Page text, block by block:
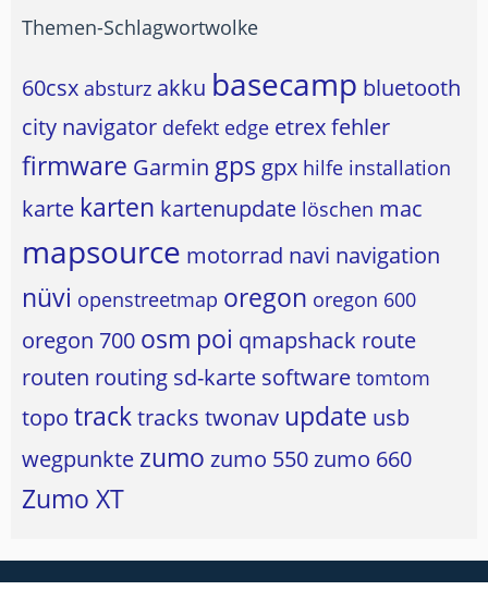
Themen-Schlagwortwolke
60csx absturz akku basecamp bluetooth
city navigator defekt edge etrexfehler
firmware Garmin gps gpx hilfe installation
karte karten kartenupdate löschen mac
mapsource motorrad navi navigation
nüvi openstreetmap oregon oregon 600
oregon 700 osm poi qmapshack route
routen routing sd-karte software tomtom
topo tracktracks twonav update usb
wegpunkte zumo zumo 550zumo 660
Zumo XT